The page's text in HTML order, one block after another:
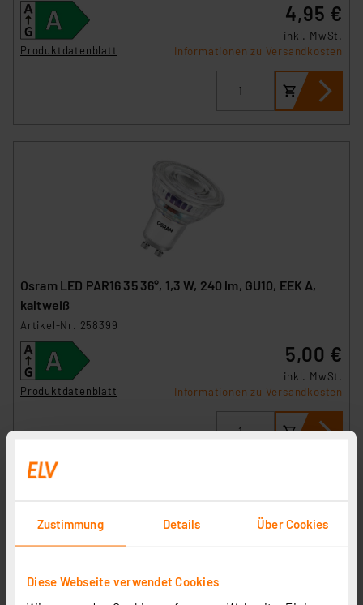
Zustimmung Details Über Cookies
Diese Webseite verwendet Cookies
Produktdatenblatt
4,95 €
inkl. MwSt.
Informationen zu Versandkosten
Osram LED PAR16 35 36°, 1,3 W, 240 lm, GU10, EEK A,
kaltweiß
Artikel-Nr. 258399
Produktdatenblatt
5,00 €
inkl. MwSt.
Informationen zu Versandkosten